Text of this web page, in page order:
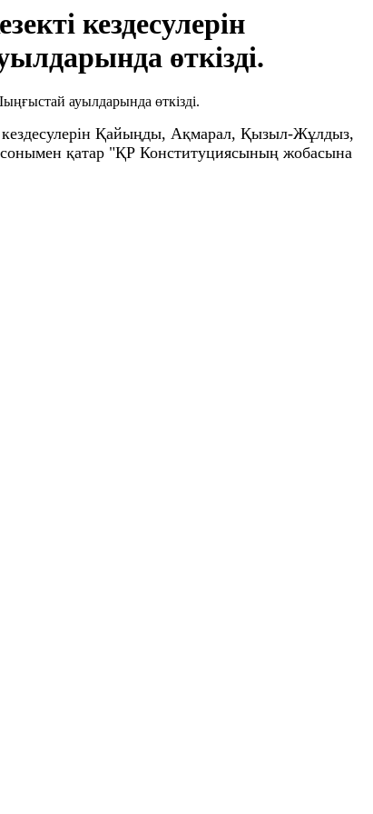
кездесулерін
өткізді.
кездесулерін Қайыңды, Ақмарал, Қызыл-Жұлдыз,
қатар "ҚР Конституциясының жобасына